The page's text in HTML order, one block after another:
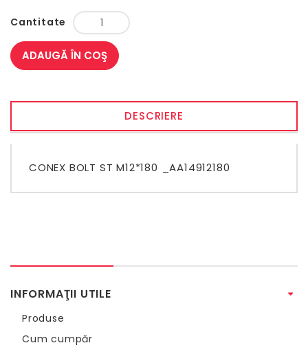
Cantitate
ADAUGĂ ÎN COŞ
DESCRIERE
CONEX BOLT ST M12*180 _AA14912180
INFORMAŢII UTILE
Produse
Cum cumpăr